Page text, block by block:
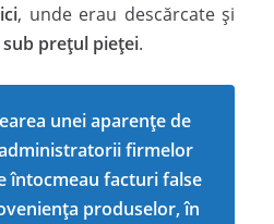
, unde erau descărcate și
sub prețul pieței.
unei aparențe de
firmelor
întocmeau facturi false
produselor, în